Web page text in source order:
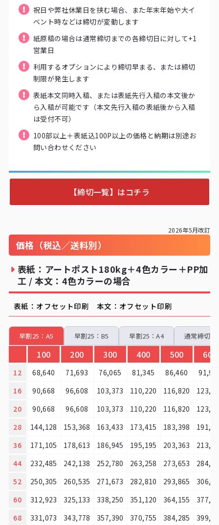
祝日や弊社休業日を挟む場合、また年末年始や大イ
ベント時などは締切が変動します
紙原稿の場合は通常締切までの各締切日に対して+1
営業日
利用するオプションにより締切早まる、または締切
制限が発生します
表紙本文同時入稿、または表紙先行入稿の本文後か
ら入稿が可能です（本文先行入稿の表紙後から入稿
は受付不可）
100部以上＋表紙込100P以上の価格と納期は別途お
問い合わせください
【締切一覧】はコチラ
2026年5月改訂
価格（税込／送料別）
表紙：アートポスト180kg＋4色カラー＋PP加
工 / 本文：4色カラーの場合
表紙：オフセット印刷 本文：オフセット印刷
早割25：A5 早割25：B5 早割25：A4 通常締切：
100 200 300 400 500 600
12 68,640 71,693 76,065 81,345 86,460
16
90,668 96,608 103,373 110,220 116,820
20
90,668 96,608 103,373 110,220 116,820
28
144,128 153,368 163,433 173,415 183,398
36
171,105 178,613 186,945 195,195 203,363
44
232,485 242,138 252,780 263,258 273,653
52
250,305 260,535 271,673 282,810 293,865
60
312,923 325,133 338,250 351,120 364,155
68
331,073 343,778 357,390 370,755 384,285